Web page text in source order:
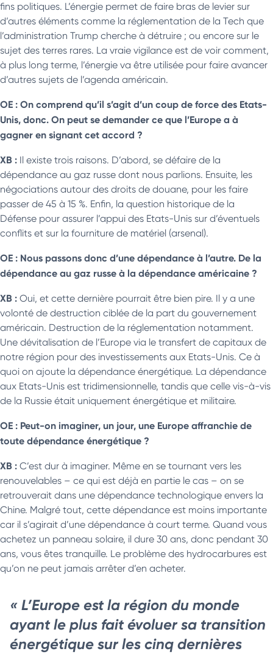
fins politiques. L’énergie permet de faire bras de levier sur
d’autres éléments comme la réglementation de la Tech que
l’administration Trump cherche à détruire ; ou encore sur le
sujet des terres rares. La vraie vigilance est de voir comment,
à plus long terme, l’énergie va être utilisée pour faire avancer
d’autres sujets de l’agenda américain.
OE : On comprend qu’il s’agit d’un coup de force des Etats-
Unis, donc. On peut se demander ce que l’Europe a à
gagner en signant cet accord ?
XB : Il existe trois raisons. D’abord, se défaire de la
dépendance au gaz russe dont nous parlions. Ensuite, les
négociations autour des droits de douane, pour les faire
passer de 45 à 15 %. Enfin, la question historique de la
Défense pour assurer l’appui des Etats-Unis sur d’éventuels
conflits et sur la fourniture de matériel (arsenal).
OE : Nous passons donc d’une dépendance à l’autre. De la
dépendance au gaz russe à la dépendance américaine ?
XB : Oui, et cette dernière pourrait être bien pire. Il y a une
volonté de destruction ciblée de la part du gouvernement
américain. Destruction de la réglementation notamment.
Une dévitalisation de l’Europe via le transfert de capitaux de
notre région pour des investissements aux Etats-Unis. Ce à
quoi on ajoute la dépendance énergétique. La dépendance
aux Etats-Unis est tridimensionnelle, tandis que celle vis-à-vis
de la Russie était uniquement énergétique et militaire.
OE : Peut-on imaginer, un jour, une Europe affranchie de
toute dépendance énergétique ?
XB : C’est dur à imaginer. Même en se tournant vers les
renouvelables – ce qui est déjà en partie le cas – on se
retrouverait dans une dépendance technologique envers la
Chine. Malgré tout, cette dépendance est moins importante
car il s’agirait d’une dépendance à court terme. Quand vous
achetez un panneau solaire, il dure 30 ans, donc pendant 30
ans, vous êtes tranquille. Le problème des hydrocarbures est
qu’on ne peut jamais arrêter d’en acheter.
« L’Europe est la région du monde
ayant le plus fait évoluer sa transition
énergétique sur les cinq dernières